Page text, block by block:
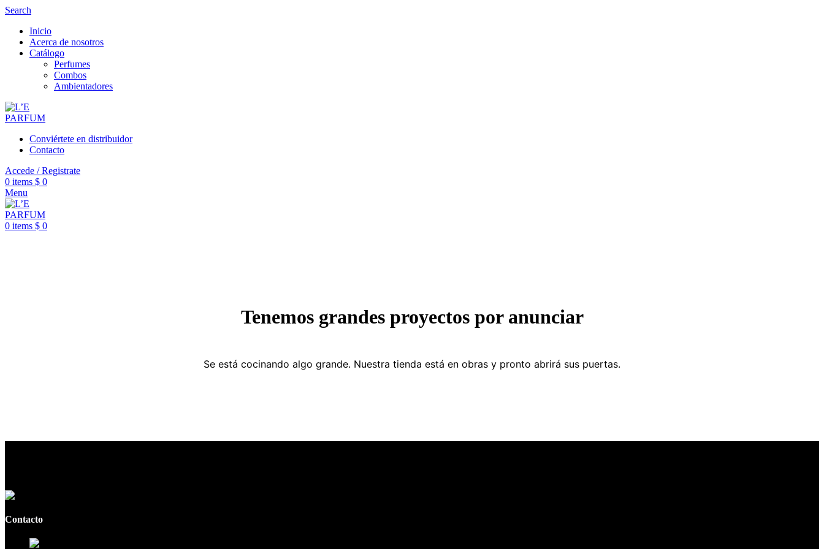
Search
Inicio
Acerca de nosotros
Catálogo
Perfumes
Combos
Ambientadores
Conviértete en distribuidor
Contacto
Accede / Registrate
0 items $ 0
Menu
0 items $ 0
Tenemos grandes proyectos por anunciar
Se está cocinando algo grande. Nuestra tienda está en obras y pronto abrirá sus puertas.
Contacto